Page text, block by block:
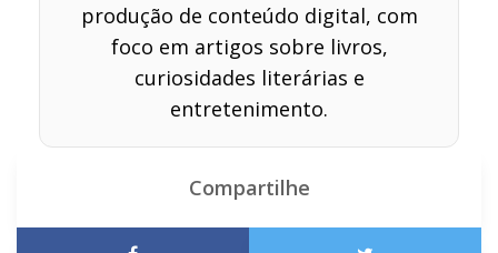
produção de conteúdo digital, com
foco em artigos sobre livros,
curiosidades literárias e
entretenimento.
Compartilhe